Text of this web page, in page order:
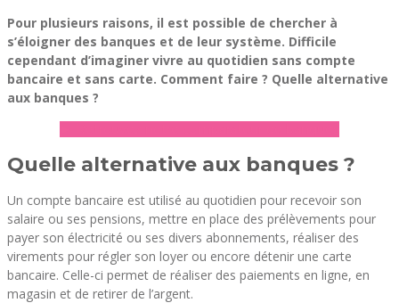
Pour plusieurs raisons, il est possible de chercher à
s’éloigner des banques et de leur système. Difficile
cependant d’imaginer vivre au quotidien sans compte
bancaire et sans carte. Comment faire ? Quelle alternative
aux banques ?
Quelle alternative aux banques ?
Un compte bancaire est utilisé au quotidien pour recevoir son
salaire ou ses pensions, mettre en place des prélèvements pour
payer son électricité ou ses divers abonnements, réaliser des
virements pour régler son loyer ou encore détenir une carte
bancaire. Celle-ci permet de réaliser des paiements en ligne, en
magasin et de retirer de l’argent.